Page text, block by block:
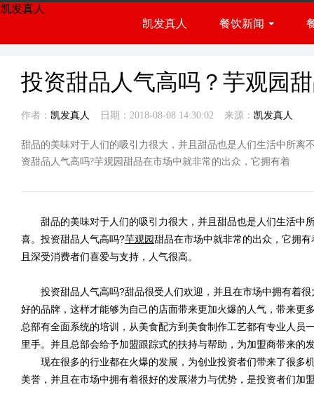
凯发真人
凯发真人
餐饮新闻
行业资讯
投资甜品人气高吗？芋观园
作者： 凯发真人 日期：2018-08-08 14:30:02 来源： 凯发真人
甜品的美味对于人们的吸引力很大，并且甜品也是人们生活中所离
资甜品人气高吗?芋观园甜品在市场中就非常的出众，它拥有着
甜品的美味对于人们的吸引力很大，并且甜品也是人们生活中
喜。投资甜品人气高吗?芋观园甜品在市场中就非常的出众，它拥
且深受消费者们喜爱与支持，人气很高。
投资甜品人气高吗?甜品很受人们欢迎，并且在市场中拥有着很
好的品牌，这样才能够为自己的店面带来更加火爆的人气，带来更
总部有全面系统的培训，从美食配方到美食制作工艺都有专业人员
里手。并且总部会给予加盟跟踪式的扶持与帮助，为加盟商带来的
现在很多的行业都在火爆的发展，为创业投资者们带来了很多
美誉，并且在市场中拥有着很好的发展潜力与优势，是投资者们加